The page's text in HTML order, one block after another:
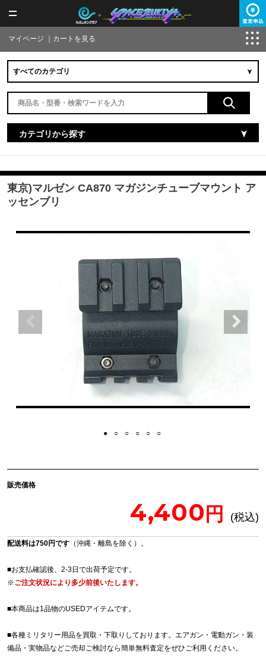
マイページ カートを見る
カテゴリから探す
東京)マルゼン CA870 マガジンチューブマウント ア
ッセンブリ
販売価格
4,400
配送料は750円です （沖縄・離島を除く）。
■お支払確認後、2-3日で出荷予定です。
※ご注文状況により多少前後いたします。
■本商品は1品物のUSEDアイテムです。
■各種ミリタリー用品を買取・下取りしております。エアガン・電動ガン・装
備品・実物品などご売却ご検討なら簡単無料査定をぜひご利用ください。